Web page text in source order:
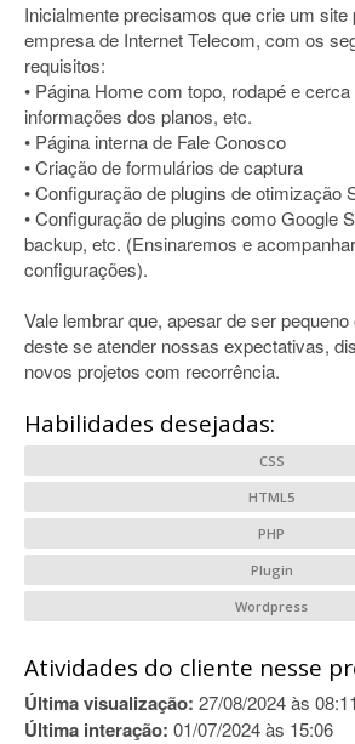
Inicialmente precisamos que crie um site
empresa de Internet Telecom, com os
requisitos:
• Página Home com topo, rodapé e
informações dos planos, etc.
• Página interna de Fale Conosco
• Criação de formulários de captura
• Configuração de plugins de otimização
• Configuração de plugins como Google
backup, etc. (Ensinaremos e
configurações).
Vale lembrar que, apesar de ser
deste se atender nossas expectativas,
novos projetos com recorrência.
Habilidades desejadas:
CSS
HTML5
PHP
Plugin
Wordpress
Atividades do cliente nesse
Última visualização: 27/08/2024 às 08:11
Última interação: 01/07/2024 às 15:06